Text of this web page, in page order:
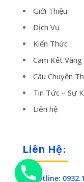
Giới Thiệu
Dịch Vụ
Kiến Thức
Cam Kết Vàng
Câu Chuyện
Tin Tức – Sự
Liên hệ
Liên Hệ:
 Hotline: